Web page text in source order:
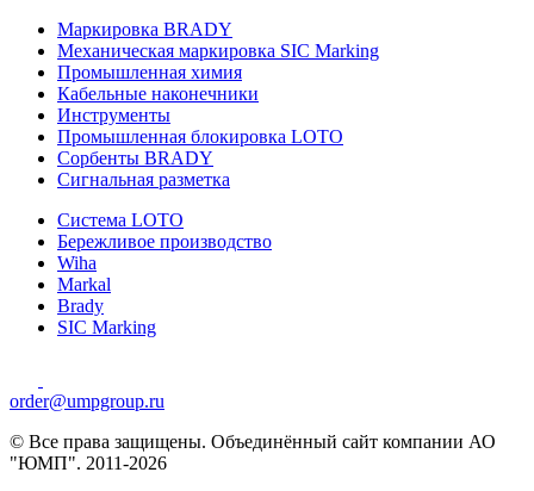
Маркировка BRADY
Механическая маркировка SIC Marking
Промышленная химия
Кабельные наконечники
Инструменты
Промышленная блокировка LOTO
Сорбенты BRADY
Сигнальная разметка
Система LOTO
Бережливое производство
Wiha
Markal
Brady
SIC Marking
order@umpgroup.ru
© Все права защищены. Объединённый сайт компании АО
"ЮМП". 2011-2026